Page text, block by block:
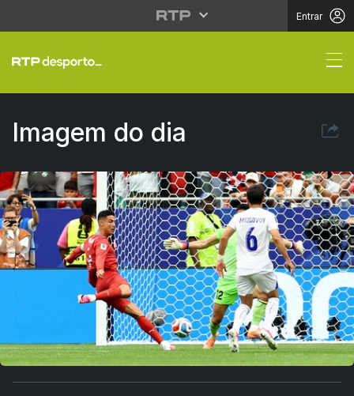
Entrar
Mão cheia de golos
Imagem do dia